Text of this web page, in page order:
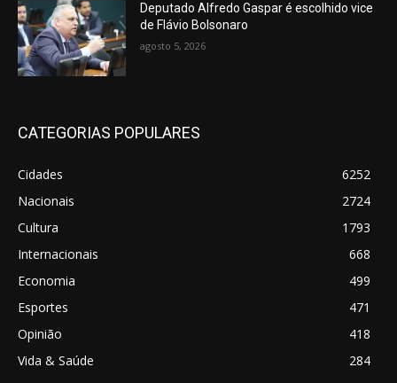
Deputado Alfredo Gaspar é escolhido vice
de Flávio Bolsonaro
agosto 5, 2026
CATEGORIAS POPULARES
Cidades
6252
Nacionais
2724
Cultura
1793
Internacionais
668
Economia
499
Esportes
471
Opinião
418
Vida & Saúde
284